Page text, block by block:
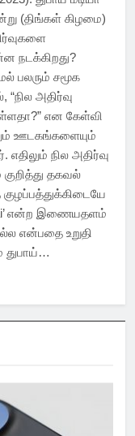
(திங்கள் கிழமை)
நடக்கிறது?
பலரும் சமூக
அதிர்வு
என கேள்வி
ஊடகங்களையும்
நில அதிர்வு
தகவல்
என்ற இணையதளம்
என்பதை உறுதி
துபாய்…